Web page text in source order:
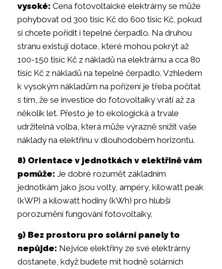
vysoké: Cena fotovoltaické elektrárny se může
pohybovat od 300 tisíc Kč do 600 tisíc Kč, pokud
si chcete pořídit i tepelné čerpadlo. Na druhou
stranu existují dotace, které mohou pokrýt až
100-150 tisíc Kč z nákladů na elektrárnu a cca 80
tisíc Kč z nákladů na tepelné čerpadlo. Vzhledem
k vysokým nákladům na pořízení je třeba počítat
s tím, že se investice do fotovoltaiky vrátí až za
několik let. Přesto je to ekologická a trvale
udržitelná volba, která může výrazně snížit vaše
náklady na elektřinu v dlouhodobém horizontu.
8) Orientace v jednotkách v elektřině vám
pomůže: Je dobré rozumět základním
jednotkám jako jsou volty, ampéry, kilowatt peak
(kWP) a kilowatt hodiny (kWh) pro hlubší
porozumění fungování fotovoltaiky.
9) Bez prostoru pro solární panely to
nepůjde: Nejvíce elektřiny ze své elektrárny
dostanete, když budete mít hodně solárních